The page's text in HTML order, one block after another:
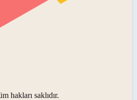
hakları saklıdır.